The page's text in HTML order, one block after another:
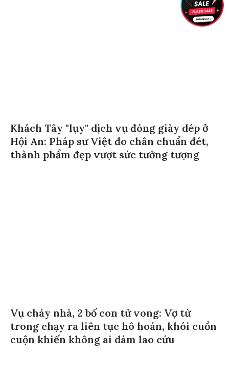
Khách Tây "lụy" dịch vụ đóng giày dép ở
Hội An: Pháp sư Việt đo chân chuẩn đét,
thành phẩm đẹp vượt sức tưởng tượng
Vụ cháy nhà, 2 bố con tử vong: Vợ từ
trong chạy ra liên tục hô hoán, khói cuồn
cuộn khiến không ai dám lao cứu